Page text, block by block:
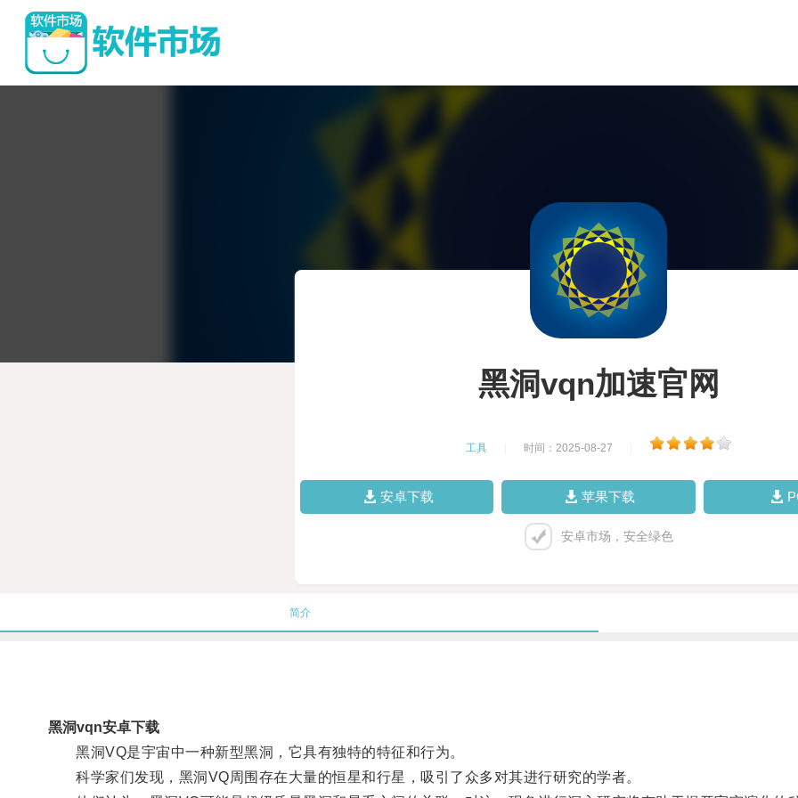
黑洞vqn加速官网
工具 时间：2025-08-27
安卓下载 苹果下载
安卓市场，安全绿色
简介
黑洞vqn安卓下载
黑洞VQ是宇宙中一种新型黑洞，它具有独特的特征和行为。
科学家们发现，黑洞VQ周围存在大量的恒星和行星，吸引了众多对其进行研究的学者。